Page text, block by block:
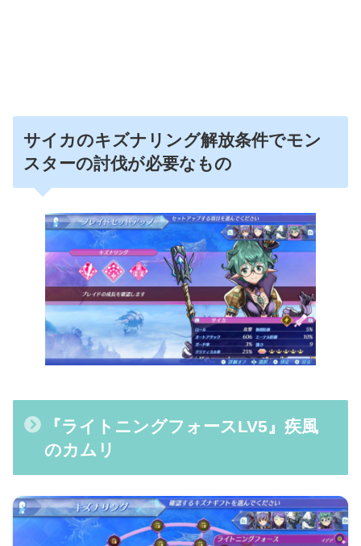
サイカのキズナリング解放条件でモン
スターの討伐が必要なもの
『ライトニングフォースLV5』疾風
のカムリ